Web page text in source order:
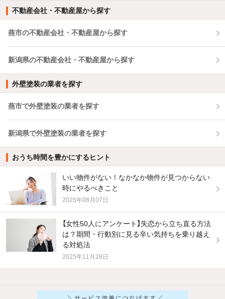
不動産会社・不動産屋から探す
燕市の不動産会社・不動産屋から探す
新潟県の不動産会社・不動産屋から探す
外壁塗装の業者を探す
燕市で外壁塗装の業者を探す
新潟県で外壁塗装の業者を探す
おうち時間を豊かにするヒント
いい物件がない！なかなか物件が見つからない
時にやるべきこと
2025年08月07日
【女性50人にアンケート】失恋から立ち直る方法
は？期間・行動別に見る辛い気持ちを乗り越え
る対処法
2025年11月28日
他の人はこんな条件で絞り込んでいます！